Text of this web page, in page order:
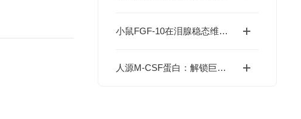
小鼠FGF-10在泪腺稳态维持与干眼症干预中的价值
人源M-CSF蛋白：解锁巨噬细胞研究与肿瘤免疫的科研密钥